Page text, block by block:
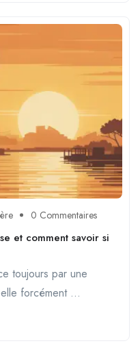
0 Commentaires
et comment savoir si
toujours par une
forcément ...